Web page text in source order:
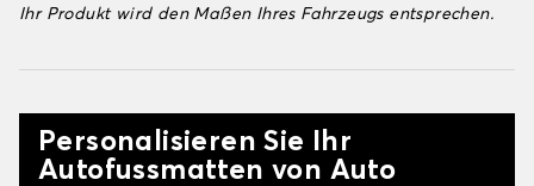
Ihr Produkt wird den Maßen Ihres Fahrzeugs entsprechen.
Personalisieren Sie Ihr
Autofussmatten von Auto